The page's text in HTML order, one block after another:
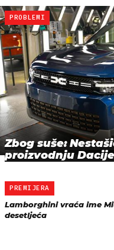
PROBLEMI
Zbog suše:
proizvodnju
PREMIJERA
Lamborghini vraća ime
desetljeća